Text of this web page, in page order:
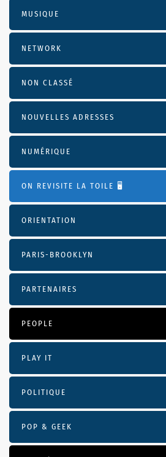
MUSIQUE
NETWORK
NON CLASSÉ
NOUVELLES ADRESSES
NUMÉRIQUE
ON REVISITE LA TOILE 🖥️
ORIENTATION
PARIS-BROOKLYN
PARTENAIRES
PEOPLE
PLAY IT
POLITIQUE
POP & GEEK